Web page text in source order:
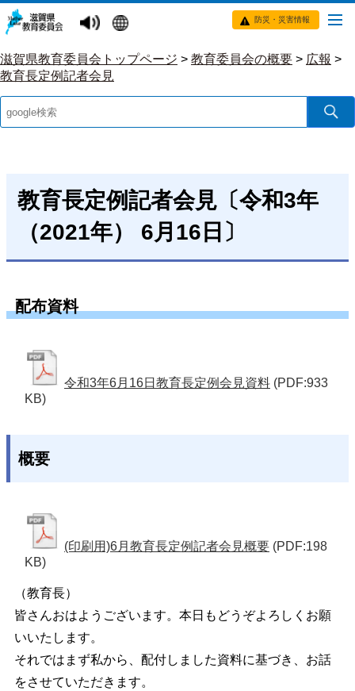
防災・災害情報
滋賀県教育委員会トップページ > 教育委員会の概要 > 広報 >
教育長定例記者会見
教育長定例記者会見〔令和3年
（2021年） 6月16日〕
配布資料
令和3年6月16日教育長定例会見資料 (PDF:933
KB)
概要
(印刷用)6月教育長定例記者会見概要 (PDF:198
KB)
（教育長）
皆さんおはようございます。本日もどうぞよろしくお願
いいたします。
それではまず私から、配付しました資料に基づき、お話
をさせていただきます。